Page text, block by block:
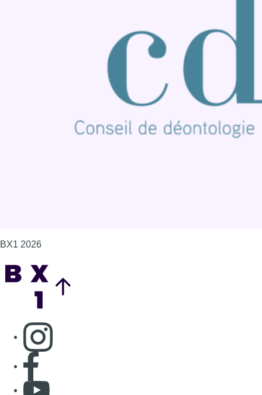
BX1 2026
Consulter page Instagram
Consulter page Facebook
Consulter Youtube